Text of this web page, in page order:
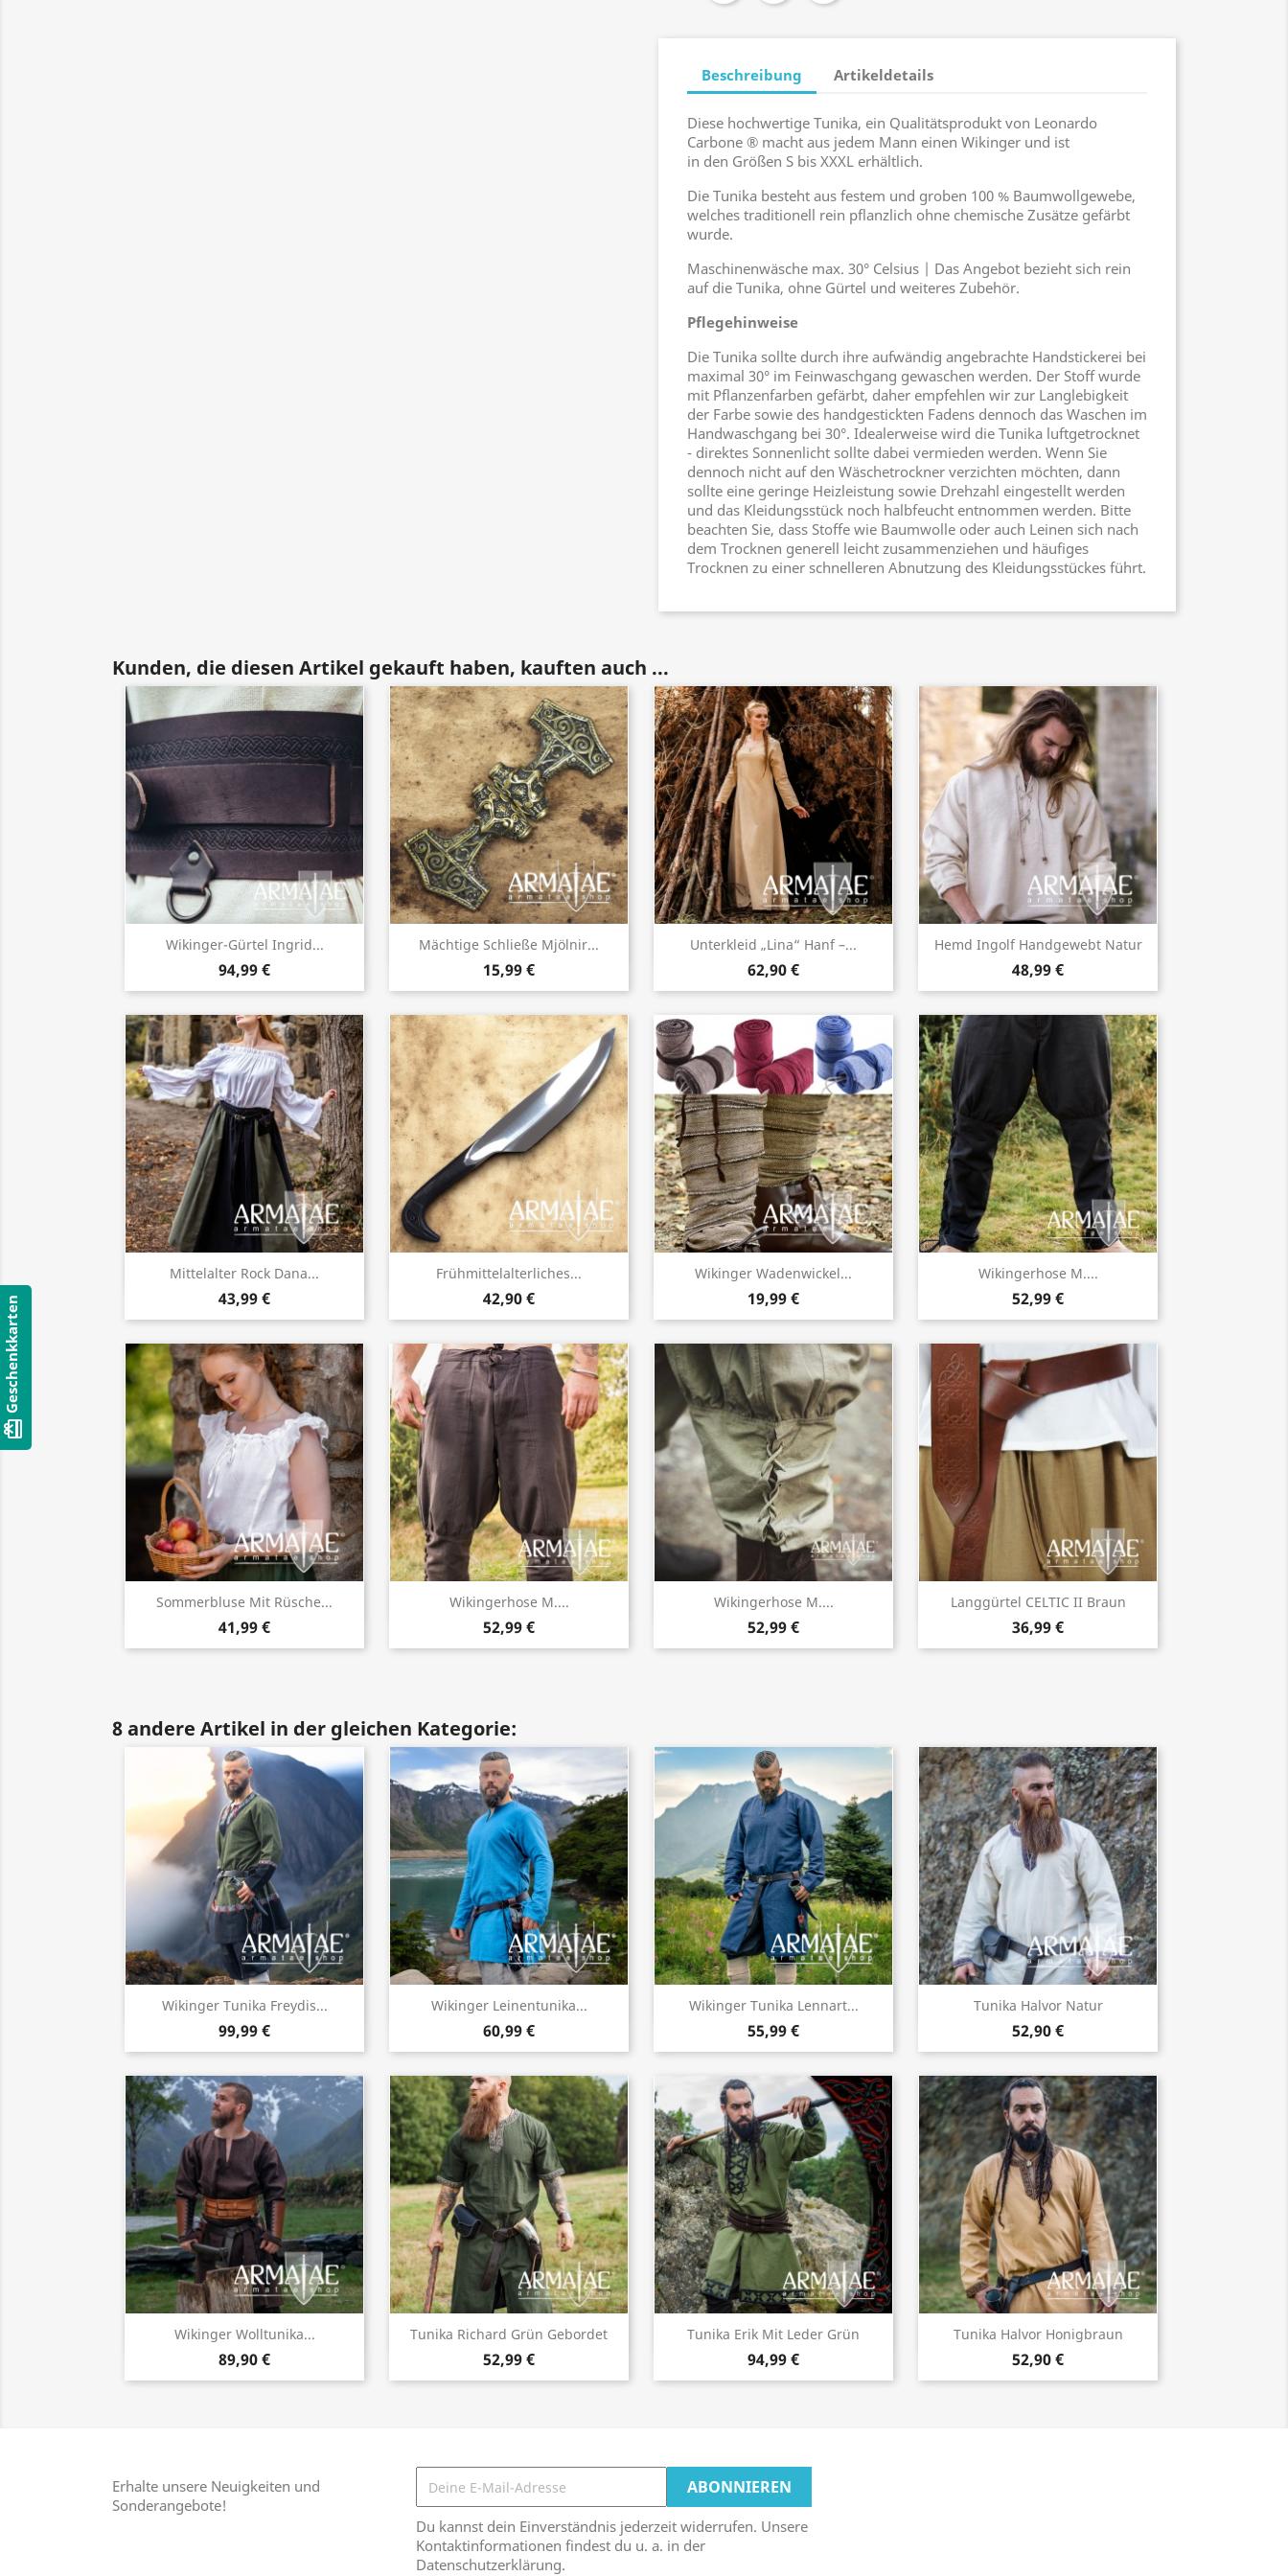
Beschreibung Artikeldetails
Diese hochwertige Tunika, ein Qualitätsprodukt von Leonardo
Carbone ® macht aus jedem Mann einen Wikinger und ist
in den Größen S bis XXXL erhältlich.
Die Tunika besteht aus festem und groben 100 % Baumwollgewebe,
welches traditionell rein pflanzlich ohne chemische Zusätze gefärbt
wurde.
Maschinenwäsche max. 30° Celsius | Das Angebot bezieht sich rein
auf die Tunika, ohne Gürtel und weiteres Zubehör.
Pflegehinweise
Die Tunika sollte durch ihre aufwändig angebrachte Handstickerei bei
maximal 30° im Feinwaschgang gewaschen werden. Der Stoff wurde
mit Pflanzenfarben gefärbt, daher empfehlen wir zur Langlebigkeit
der Farbe sowie des handgestickten Fadens dennoch das Waschen im
Handwaschgang bei 30°. Idealerweise wird die Tunika luftgetrocknet
- direktes Sonnenlicht sollte dabei vermieden werden. Wenn Sie
dennoch nicht auf den Wäschetrockner verzichten möchten, dann
sollte eine geringe Heizleistung sowie Drehzahl eingestellt werden
und das Kleidungsstück noch halbfeucht entnommen werden. Bitte
beachten Sie, dass Stoffe wie Baumwolle oder auch Leinen sich nach
dem Trocknen generell leicht zusammenziehen und häufiges
Trocknen zu einer schnelleren Abnutzung des Kleidungsstückes führt.
Kunden, die diesen Artikel gekauft haben, kauften auch ...
Wikinger-Gürtel Ingrid...
94,99 €
Vorschau Mächtige Schließe Mjölnir...
15,99 €
Vorschau Unterkleid „Lina“ Hanf –...
62,90 €
Vorschau Hemd Ingolf Handgewebt Natur
48,99 €
Vorschau
Mittelalter Rock Dana...
43,99 €
Vorschau Frühmittelalterliches...
42,90 €
Vorschau Wikinger Wadenwickel...
19,99 €
Vorschau Wikingerhose M....
52,99 €
Vorschau
Sommerbluse Mit Rüsche...
41,99 €
Vorschau Wikingerhose M....
52,99 €
Vorschau Wikingerhose M....
52,99 €
Vorschau Langgürtel CELTIC II Braun
36,99 €
Vorschau
8 andere Artikel in der gleichen Kategorie:
Wikinger Tunika Freydis...
99,99 €
Vorschau Wikinger Leinentunika...
60,99 €
Vorschau Wikinger Tunika Lennart...
55,99 €
Vorschau Tunika Halvor Natur
52,90 €
Vorschau
Wikinger Wolltunika...
89,90 €
Vorschau Tunika Richard Grün Gebordet
52,99 €
Vorschau Tunika Erik Mit Leder Grün
94,99 €
Vorschau Tunika Halvor Honigbraun
52,90 €
Vorschau
Erhalte unsere Neuigkeiten und
Sonderangebote!
Du kannst dein Einverständnis jederzeit widerrufen. Unsere
Kontaktinformationen findest du u. a. in der
Datenschutzerklärung.
card_giftcard
Geschenkkarten